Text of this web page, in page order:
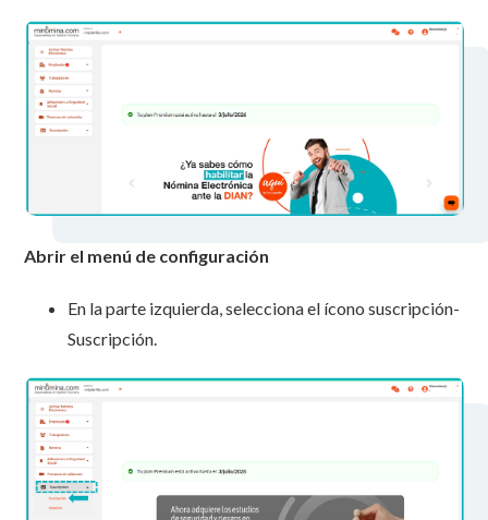
Abrir el menú de configuración
En la parte izquierda, selecciona el ícono suscripción-
Suscripción.